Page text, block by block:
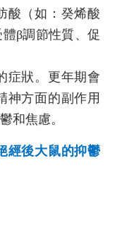
酸（如：癸烯酸
β調節性質、促
症狀。更年期會
神方面的副作用
和焦慮。
經後大鼠的抑鬱